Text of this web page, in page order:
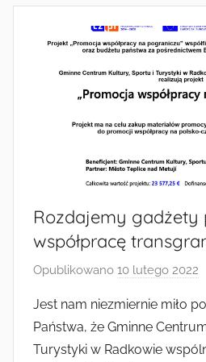
Rozdajemy gadżety
współpracę
Opublikowano 10 lutego 2022
z
e
z
Jest nam niezmiernie miło
Państwa, że Gminne
Turystyki w Radkowie